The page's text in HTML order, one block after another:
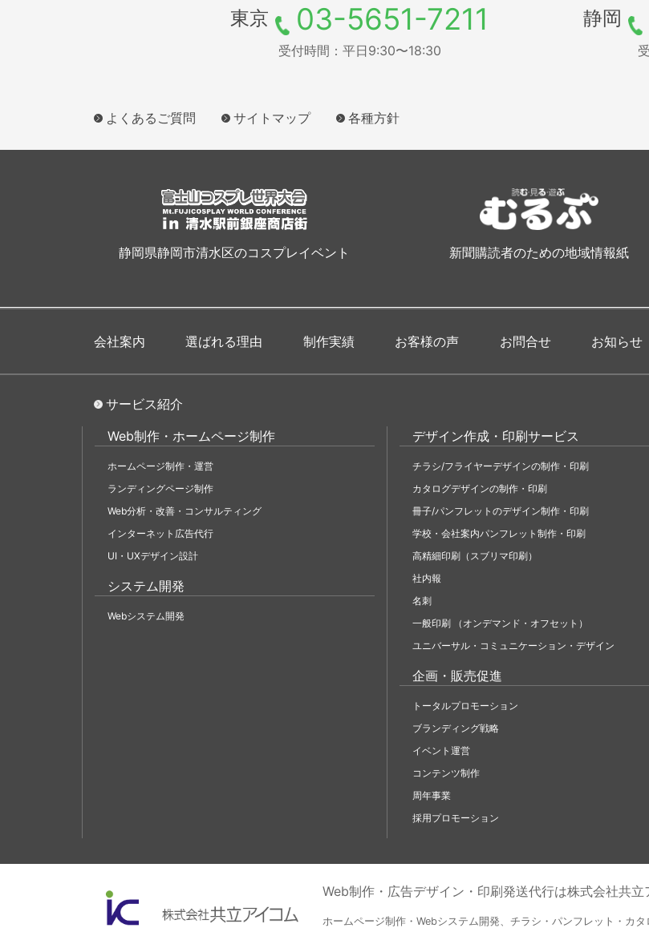
東京 03-5651-7211
受付時間：平日9:30〜18:30
静岡
よくあるご質問 サイトマップ 各種方針
静岡県静岡市清水区のコスプレイベント 新聞購読者のための地域情報紙
会社案内 選ばれる理由 制作実績 お客様の声 お問合せ お知らせ
サービス紹介
Web制作・ホームページ制作
ホームページ制作・運営
ランディングページ制作
Web分析・改善・コンサルティング
インターネット広告代行
UI・UXデザイン設計
システム開発
Webシステム開発
デザイン作成・印刷サービス
チラシ/フライヤーデザインの制作・印刷
カタログデザインの制作・印刷
冊子/パンフレットのデザイン制作・印刷
学校・会社案内パンフレット制作・印刷
高精細印刷（スブリマ印刷）
社内報
名刺
一般印刷 （オンデマンド・オフセット）
ユニバーサル・コミュニケーション・デザイン
企画・販売促進
トータルプロモーション
ブランディング戦略
イベント運営
コンテンツ制作
周年事業
採用プロモーション
Web制作・広告デザイン・印刷発送代行は株式会社共立
ホームページ制作・Webシステム開発、チラシ・パンフレット・カ